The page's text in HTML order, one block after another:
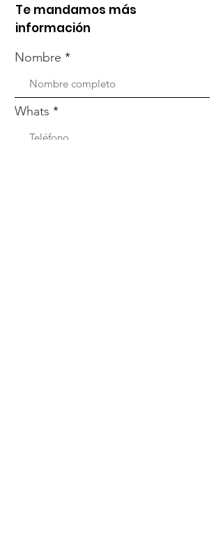
Te mandamos más
información
Nombre
Whats